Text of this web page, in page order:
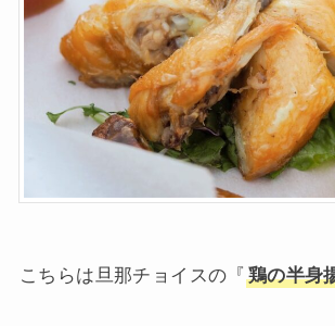
こちらは旦那チョイスの『 鶏の半身